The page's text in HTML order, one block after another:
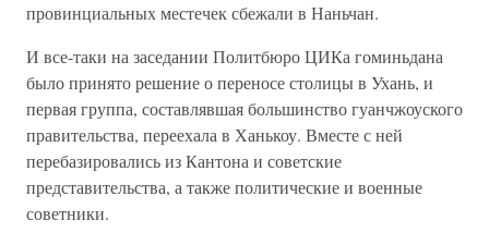
провинциальных местечек сбежали в Наньчан.
И все-таки на заседании Политбюро ЦИКа гоминьдана
было принято решение о переносе столицы в Ухань, и
первая группа, составлявшая большинство гуанчжоуского
правительства, переехала в Ханькоу. Вместе с ней
перебазировались из Кантона и советские
представительства, а также политические и военные
советники.